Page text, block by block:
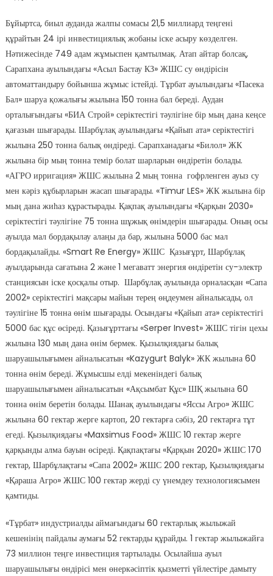
Бұйыртса, биыл ауданда жалпы сомасы 21,5 миллиард теңгені
құрайтын 24 ірі инвестициялық жобаны іске асыру көзделген.
Нәтижесінде 749 адам жұмыспен қамтылмақ. Атап айтар болсақ,
Сарапхана ауылындағы «Асыл Бастау КЗ» ЖШС су өндірісін
автоматтандыру бойынша жұмыс істейді. Тұрбат ауылындағы «Пасека
Бал» шаруа қожалығы жылына 150 тонна бал береді. Аудан
орталығындағы «БИА Строй» серіктестігі тәулігіне бір мың дана кеңсе
қағазын шығарады. Шарбұлақ ауылындағы «Қайып ата» серіктестігі
жылына 250 тонна балық өндіреді. Сарапханадағы «Билол» ЖК
жылына бір мың тонна темір болат шарларын өндіретін болады.
«АГРО ирригация» ЖШС жылына 2 мың тонна гофрленген ауыз су
мен кәріз құбырларын жасап шығарады. «Timur LES» ЖК жылына бір
мың дана жиһаз құрастырады. Қақпақ ауылындағы «Қарқын 2030»
серіктестігі тәулігіне 75 тонна шұжық өнімдерін шығарады. Оның осы
ауылда мал бордақылау алаңы да бар, жылына 5000 бас мал
бордақылайды. «Smart Re Energy» ЖШС Қазығұрт, Шарбұлақ
ауылдарында сағатына 2 және 1 мегаватт энергия өндіретін су-электр
станциясын іске қосқалы отыр. Шарбұлақ ауылында орналасқан «Сапа
2002» серіктестігі мақсары майын терең өңдеумен айналысады, ол
тәулігіне 15 тонна өнім шығарады. Осындағы «Қайып ата» серіктестігі
5000 бас құс өсіреді. Қазығұрттағы «Serper Invest» ЖШС тігін цехы
жылына 130 мың дана өнім бермек. Қызылқиядағы балық
шаруашылығымен айналысатын «Kazygurt Balyk» ЖК жылына 60
тонна өнім береді. Жұмысшы елді мекеніндегі балық
шаруашылығымен айналысатын «Ақсымбат Құс» ШҚ жылына 60
тонна өнім беретін болады. Шанақ ауылындағы «Яссы Агро» ЖШС
жылына 60 гектар жерге картоп, 20 гектарға сәбіз, 20 гектарға тұт
егеді. Қызылқиядағы «Maxsimus Food» ЖШС 10 гектар жерге
қарқынды алма бауын өсіреді. Қақпақтағы «Қарқын 2020» ЖШС 170
гектар, Шарбұлақтағы «Сапа 2002» ЖШС 200 гектар, Қызылқиядағы
«Қараша Агро» ЖШС 100 гектар жерді су үнемдеу технологиясымен
қамтиды.
«Тұрбат» индустриалды аймағындағы 60 гектарлық жылыжай
кешенінің пайдалы аумағы 52 гектарды құрайды. 1 гектар жылыжайға
73 миллион теңге инвестиция тартылады. Осылайша ауыл
шаруашылығы өндірісі мен өнеркәсіптік қызметті үйлестіре дамыту